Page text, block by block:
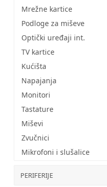
Mrežne kartice
Podloge za miševe
Optički uređaji int.
TV kartice
Kućišta
Napajanja
Monitori
Tastature
Miševi
Zvučnici
Mikrofoni i slušalice
PERIFERIJE